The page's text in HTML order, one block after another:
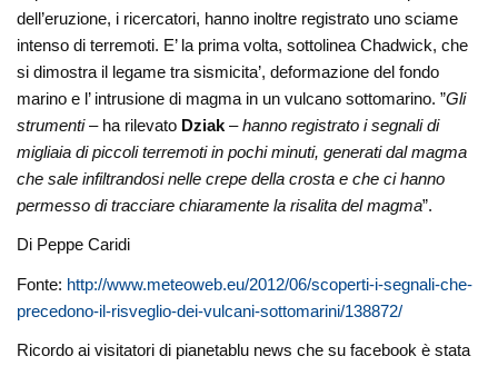
dell’eruzione, i ricercatori, hanno inoltre registrato uno sciame
intenso di terremoti. E’ la prima volta, sottolinea Chadwick, che
si dimostra il legame tra sismicita’, deformazione del fondo
marino e l’ intrusione di magma in un vulcano sottomarino. ”Gli
strumenti– ha rilevato Dziak –hanno registrato i segnali di
migliaia di piccoli terremoti in pochi minuti, generati dal magma
che sale infiltrandosi nelle crepe della crosta e che ci hanno
permesso di tracciare chiaramente la risalita del magma”.
Di Peppe Caridi
Fonte: http://www.meteoweb.eu/2012/06/scoperti-i-segnali-che-
precedono-il-risveglio-dei-vulcani-sottomarini/138872/
Ricordo ai visitatori di pianetablu news che su facebook è stata